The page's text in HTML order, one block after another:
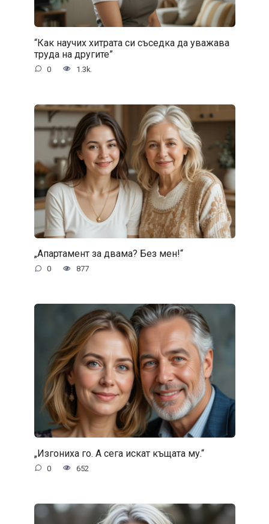
“Как научих хитрата си съседка да уважава
труда на другите”
0 1.3k.
„Апартамент за двама? Без мен!“
0 877
„Изгониха го. А сега искат къщата му.“
0 652